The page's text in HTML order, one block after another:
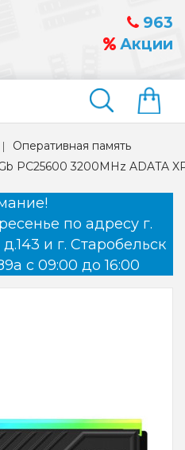
963
Акции
Найти
Оперативная память
PC25600 3200MHz ADATA
по адресу г.
и г. Старобельск
с 09:00 до 16:00